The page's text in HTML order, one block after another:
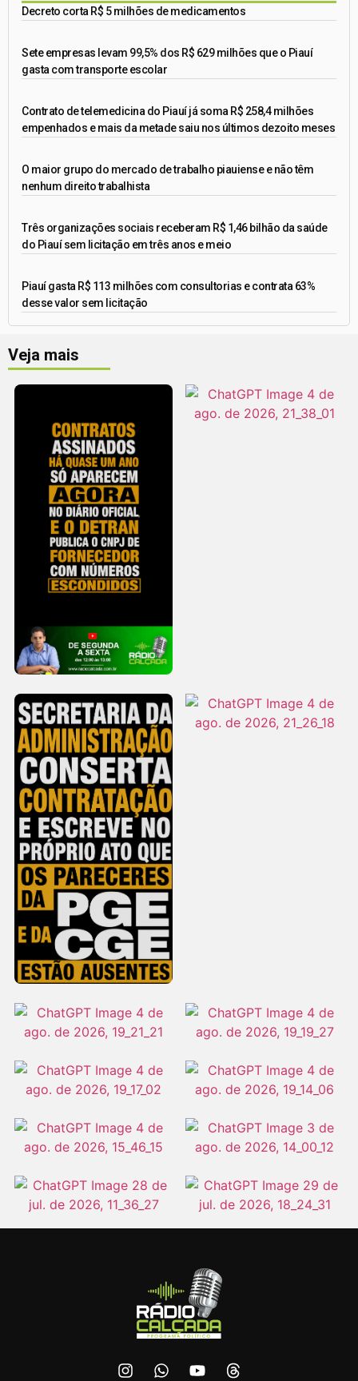
Decreto corta R$ 5 milhões de medicamentos
Sete empresas levam 99,5% dos R$ 629 milhões que o Piauí
gasta com transporte escolar
Contrato de telemedicina do Piauí já soma R$ 258,4 milhões
empenhados e mais da metade saiu nos últimos dezoito meses
O maior grupo do mercado de trabalho piauiense e não têm
nenhum direito trabalhista
Três organizações sociais receberam R$ 1,46 bilhão da saúde
do Piauí sem licitação em três anos e meio
Piauí gasta R$ 113 milhões com consultorias e contrata 63%
desse valor sem licitação
Veja mais